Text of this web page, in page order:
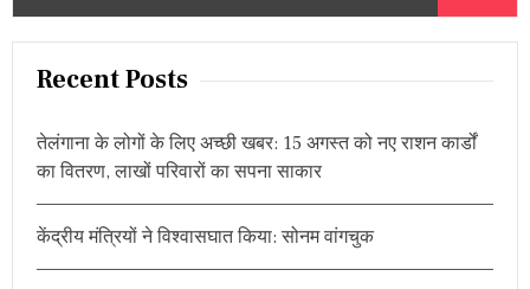
ల
రీ
e
a
Recent Posts
तेलंगाना के लोगों के लिए अच्छी खबर: 15 अगस्त को नए राशन कार्डों
का वितरण, लाखों परिवारों का सपना साकार
केंद्रीय मंत्रियों ने विश्वासघात किया: सोनम वांगचुक